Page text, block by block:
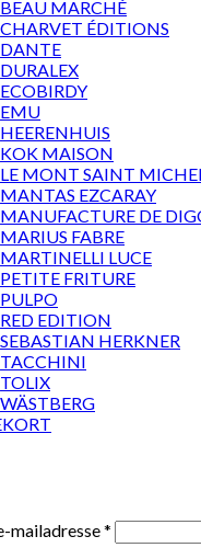
BEAU MARCHÉ
CHARVET ÉDITIONS
DANTE
DURALEX
ECOBIRDY
EMU
HEERENHUIS
KOK MAISON
LE MONT SAINT MICHEL
MANTAS EZCARAY
MANUFACTURE DE
MARIUS FABRE
MARTINELLI LUCE
PETITE FRITURE
PULPO
RED EDITION
SEBASTIAN HERKNER
TACCHINI
TOLIX
WÄSTBERG
mailadresse*